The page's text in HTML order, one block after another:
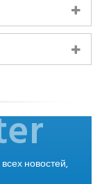
новостей,